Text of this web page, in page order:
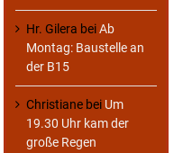
Hr. Gilera beiAb
Montag: Baustelle an
der B15
Christiane bei Um
19.30 Uhr kam der
große Regen